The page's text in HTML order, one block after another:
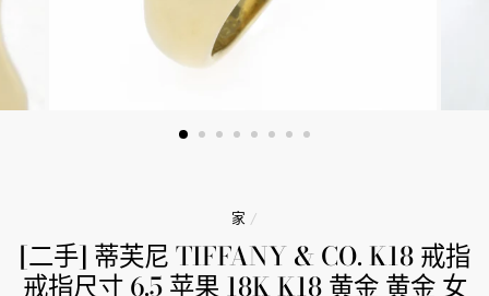
家 /
[二手] 蒂芙尼 TIFFANY & CO. K18 戒指
戒指尺寸 6.5 苹果 18K K18 黄金 黄金 女